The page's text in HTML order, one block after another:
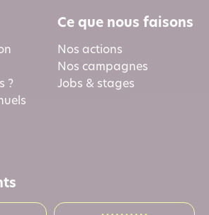
?
Ce que nous faisons
Nos actions
Nos campagnes
Jobs & stages